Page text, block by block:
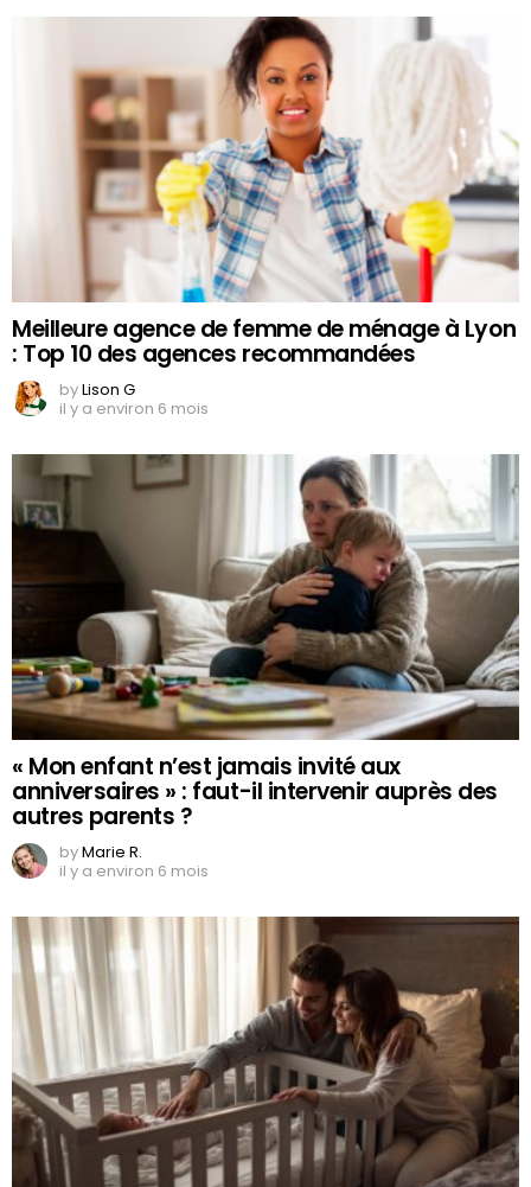
Meilleure agence de femme de ménage à Lyon
: Top 10 des agences recommandées
byLison G
il y a environ 6 mois
« Mon enfant n’est jamais invité aux
anniversaires » : faut-il intervenir auprès des
autres parents ?
byMarie R.
il y a environ 6 mois